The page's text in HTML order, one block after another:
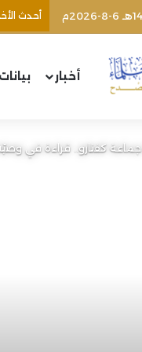
أحدث
أخبار بيانات
جماعة كفتارو.. قراءة في